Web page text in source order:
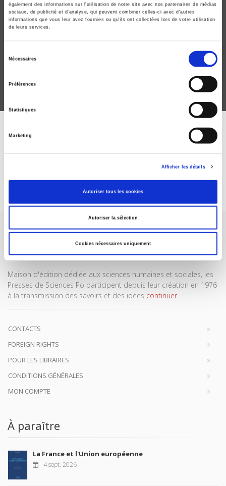
également des informations sur l'utilisation de notre site avec nos partenaires de médias
sociaux, de publicité et d'analyse, qui peuvent combiner celles-ci avec d'autres
informations que vous leur avez fournies ou qu'ils ont collectées lors de votre utilisation
de leurs services.
Nécessaires
Préférences
Statistiques
Marketing
Afficher les détails
Autoriser tous les cookies
Autoriser la sélection
Cookies nécessaires uniquement
Comment ça matche ?
ABONNEZ-VOUS À NOS
REVUES
Je m’abonne
Maison d'édition dédiée aux sciences humaines et sociales, les
Presses de Sciences Po participent depuis leur création en 1976
à la transmission des savoirs et des idées continuer
CONTACTS
FOREIGN RIGHTS
POUR LES LIBRAIRES
CONDITIONS GÉNÉRALES
MON COMPTE
À paraître
La France et l'Union européenne
4 sept. 2026